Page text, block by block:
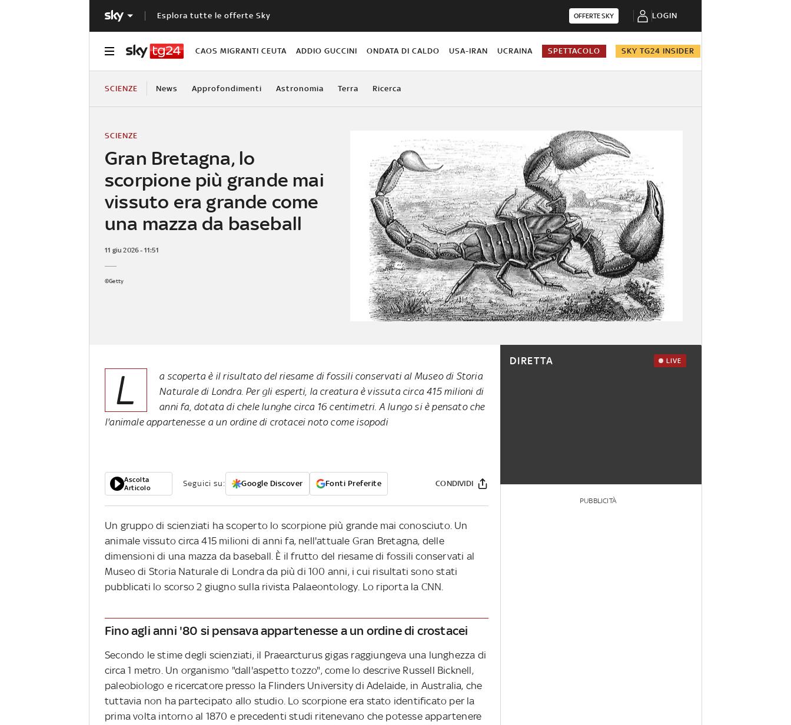
Esplora tutte le offerte Sky OFFERTE SKY LOGIN
CAOS MIGRANTI CEUTA ADDIO GUCCINI ONDATA DI CALDO USA-IRAN UCRAINA SPETTACOLO SKY TG24 INSIDER
SCIENZE News Approfondimenti Astronomia Terra Ricerca
Gran Bretagna, lo
scorpione più grande mai
vissuto era grande come
una mazza da baseball
SCIENZE
11 giu 2026 - 11:51
©Getty
L
a scoperta è il risultato del riesame di fossili conservati al Museo di Storia
Naturale di Londra. Per gli esperti, la creatura è vissuta circa 415 milioni di
anni fa, dotata di chele lunghe circa 16 centimetri. A lungo si è pensato che
l'animale appartenesse a un ordine di crotacei noto come isopodi
Ascolta
Articolo
Seguici su: Google Discover Fonti Preferite CONDIVIDI
Un gruppo di scienziati ha scoperto lo scorpione più grande mai conosciuto. Un
animale vissuto circa 415 milioni di anni fa, nell'attuale Gran Bretagna, delle
dimensioni di una mazza da baseball. È il frutto del riesame di fossili conservati al
Museo di Storia Naturale di Londra da più di 100 anni, i cui risultati sono stati
pubblicati lo scorso 2 giugno sulla rivista Palaeontology. Lo riporta la CNN.
Fino agli anni '80 si pensava appartenesse a un ordine di crostacei
Secondo le stime degli scienziati, il Praearcturus gigas raggiungeva una lunghezza di
circa 1 metro. Un organismo "dall'aspetto tozzo", come lo descrive Russell Bicknell,
paleobiologo e ricercatore presso la Flinders University di Adelaide, in Australia, che
tuttavia non ha partecipato allo studio. Lo scorpione era stato identificato per la
prima volta intorno al 1870 e precedenti studi ritenevano che potesse appartenere
DIRETTA LIVE
PUBBLICITÀ